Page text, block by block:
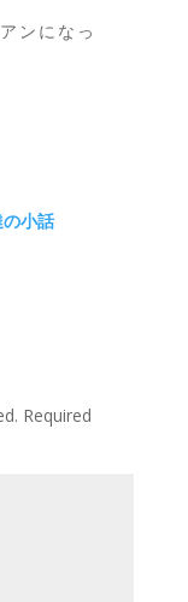
ンになっ
小話
Required